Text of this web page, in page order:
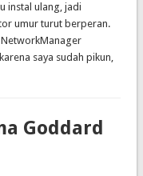
instal ulang, jadi
umur turut berperan.
saya sudah pikun,
Goddard